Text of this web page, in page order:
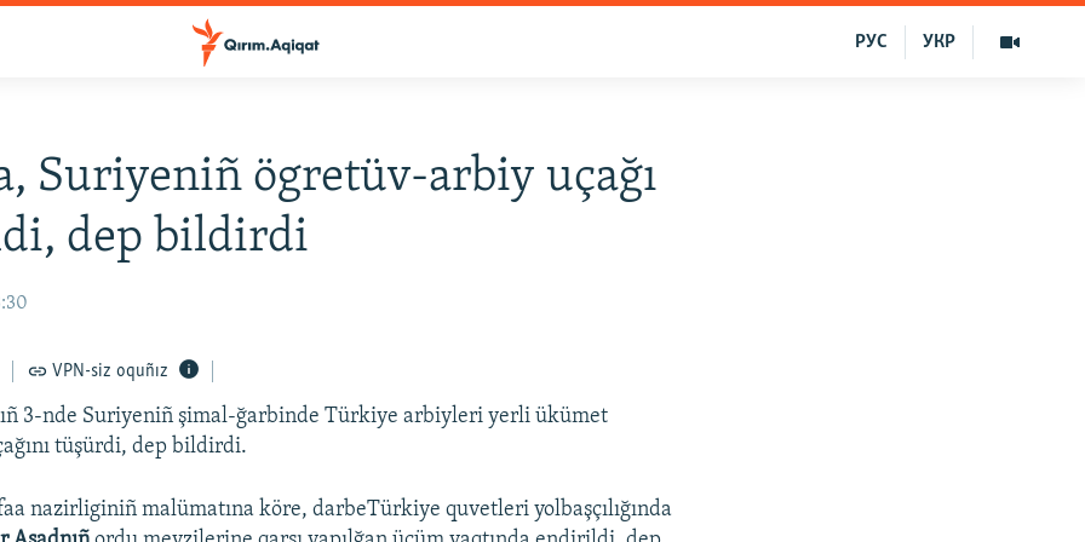
УКР
РУС
Suriyeniñ ögretüv-arbiy uçağı
dep bildirdi
VPN-siz oquñız
3-nde Suriyeniñ şimal-ğarbinde Türkiye arbiyleri yerli ükümet
tüşürdi, dep bildirdi.
nazirliginiñ malümatına köre, darbeTürkiye quvetleri yolbaşçılığında